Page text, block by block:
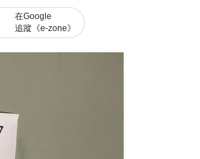
在Google
追蹤《e-zone》